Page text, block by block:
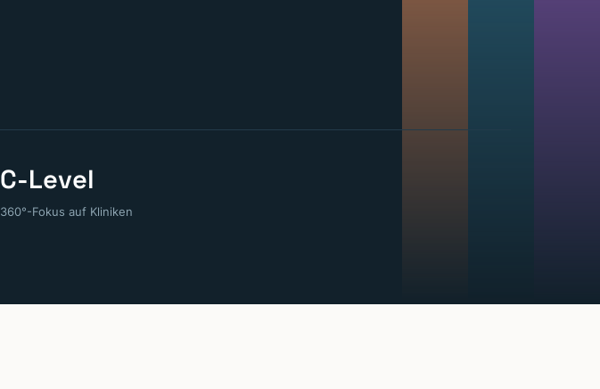
C-Level
360°-Fokus auf Kliniken